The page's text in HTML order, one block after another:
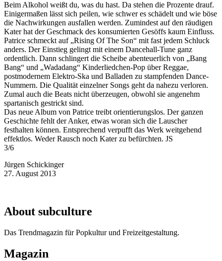
Beim Alkohol weißt du, was du hast. Da stehen die Prozente drauf.
Einigermaßen lässt sich peilen, wie schwer es schädelt und wie böse
die Nachwirkungen ausfallen werden. Zumindest auf den räudigen
Kater hat der Geschmack des konsumierten Gesöffs kaum Einfluss.
Patrice schmeckt auf „Rising Of The Son“ mit fast jedem Schluck
anders. Der Einstieg gelingt mit einem Dancehall-Tune ganz
ordentlich. Dann schlingert die Scheibe abenteuerlich von „Bang
Bang“ und „Wadadang“ Kinderliedchen-Pop über Reggae,
postmodernem Elektro-Ska und Balladen zu stampfenden Dance-
Nummern. Die Qualität einzelner Songs geht da nahezu verloren.
Zumal auch die Beats nicht überzeugen, obwohl sie angenehm
spartanisch gestrickt sind.
Das neue Album von Patrice treibt orientierungslos. Der ganzen
Geschichte fehlt der Anker, etwas woran sich die Lauscher
festhalten können. Entsprechend verpufft das Werk weitgehend
effektlos. Weder Rausch noch Kater zu befürchten. JS
3/6
Jürgen Schickinger
27. August 2013
About subculture
Das Trendmagazin für Popkultur und Freizeitgestaltung.
Magazin